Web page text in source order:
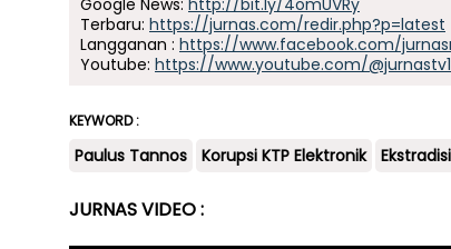
Google News: http://bit.ly/4omUVRy
Terbaru: https://jurnas.com/redir.php?p=latest
Langganan : https://www.facebook.com/
Youtube: https://www.youtube.com/
KEYWORD :
Paulus Tannos Korupsi KTP Elektronik
JURNAS VIDEO :